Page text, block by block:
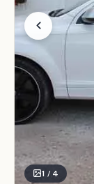
1 / 4